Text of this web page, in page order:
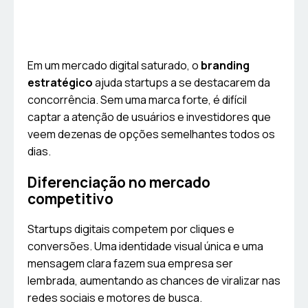
Em um mercado digital saturado, o branding
estratégicoajuda startups a se destacarem da
concorrência. Sem uma marca forte, é difícil
captar a atenção de usuários e investidores que
veem dezenas de opções semelhantes todos os
dias.
Diferenciação no mercado
competitivo
Startups digitais competem por cliques e
conversões. Uma identidade visual única e uma
mensagem clara fazem sua empresa ser
lembrada, aumentando as chances de viralizar nas
redes sociais e motores de busca.